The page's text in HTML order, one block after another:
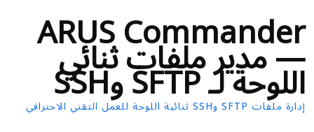
ARUS Commander
— مدير ملفات ثنائي
اللوحة لـ SFTP وSSH
إدارة ملفات SFTP وSSH ثنائية اللوحة للعمل التقني الاحترافي